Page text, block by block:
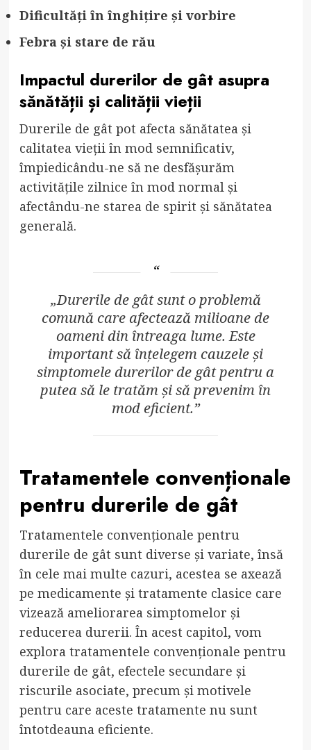
Dificultăți în înghițire și vorbire
Febra și stare de rău
Impactul durerilor de gât asupra
sănătății și calității vieții
Durerile de gât pot afecta sănătatea și
calitatea vieții în mod semnificativ,
împiedicându-ne să ne desfășurăm
activitățile zilnice în mod normal și
afectându-ne starea de spirit și sănătatea
generală.
„Durerile de gât sunt o problemă
comună care afectează milioane de
oameni din întreaga lume. Este
important să înțelegem cauzele și
simptomele durerilor de gât pentru a
putea să le tratăm și să prevenim în
mod eficient.”
Tratamentele convenționale
pentru durerile de gât
Tratamentele convenționale pentru
durerile de gât sunt diverse și variate, însă
în cele mai multe cazuri, acestea se axează
pe medicamente și tratamente clasice care
vizează ameliorarea simptomelor și
reducerea durerii. În acest capitol, vom
explora tratamentele convenționale pentru
durerile de gât, efectele secundare și
riscurile asociate, precum și motivele
pentru care aceste tratamente nu sunt
întotdeauna eficiente.